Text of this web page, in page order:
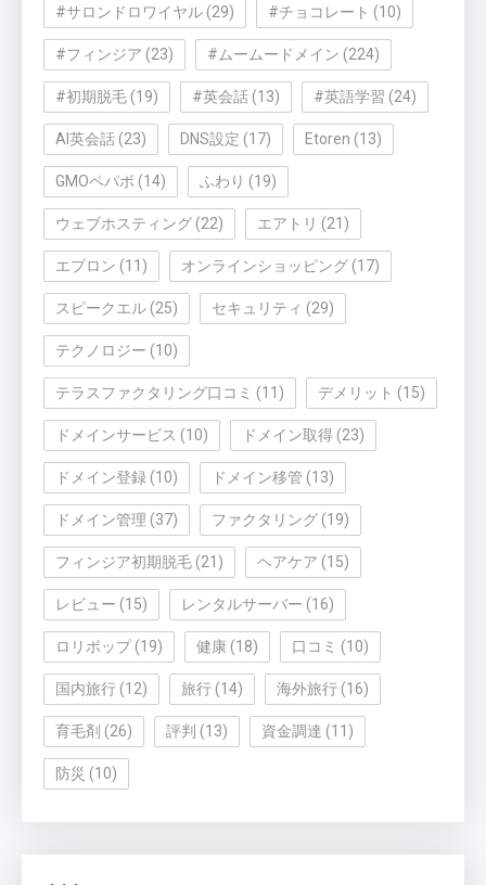
#サロンドロワイヤル (29) #チョコレート (10)
#フィンジア (23) #ムームードメイン (224)
#初期脱毛 (19) #英会話 (13) #英語学習 (24)
AI英会話 (23) DNS設定 (17) Etoren (13)
GMOペパボ (14) ふわり (19)
ウェブホスティング (22) エアトリ (21)
エプロン (11) オンラインショッピング (17)
スピークエル (25) セキュリティ (29)
テクノロジー (10)
テラスファクタリング口コミ (11) デメリット (15)
ドメインサービス (10) ドメイン取得 (23)
ドメイン登録 (10) ドメイン移管 (13)
ドメイン管理 (37) ファクタリング (19)
フィンジア初期脱毛 (21) ヘアケア (15)
レビュー (15) レンタルサーバー (16)
ロリポップ(19) 健康 (18) 口コミ (10)
国内旅行 (12) 旅行 (14) 海外旅行 (16)
育毛剤 (26) 評判 (13) 資金調達 (11)
防災 (10)